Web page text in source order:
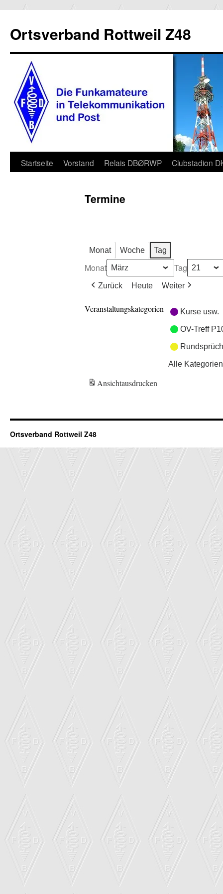
Ortsverband Rottweil Z48
Zum
Startseite Vorstand Relais DBØRWP Clubstadion
Termine
Monat Woche Tag
Monat Tag
Zurück Heute Weiter
Veranstaltungskategorien Kurse usw.
OV-Treff
Alle Kategorien
Ansichtausdrucken
Ortsverband Rottweil Z48